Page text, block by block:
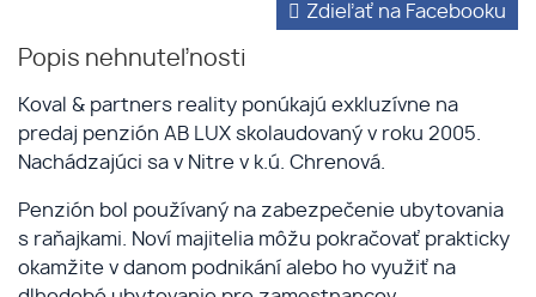
Popis nehnuteľnosti
Zdieľať na Facebooku
Koval & partners reality ponúkajú exkluzívne na
predaj penzión AB LUX skolaudovaný v roku 2005.
Nachádzajúci sa v Nitre v k.ú. Chrenová.
Penzión bol používaný na zabezpečenie ubytovania
s raňajkami. Noví majitelia môžu pokračovať prakticky
okamžite v danom podnikání alebo ho využiť na